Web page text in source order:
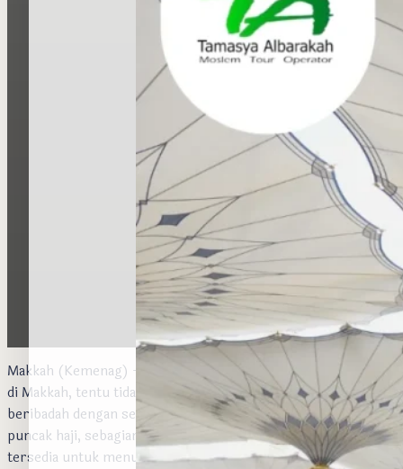
Makkah (Kemenag) — Jemaah Haji Indonesia yang sudah tiba
di Makkah, tentu tidak melepaskan kesempatan untuk
beribadah dengan sebaik-baiknya. Sambil menunggu masa
puncak haji, sebagian jemaah memanfaatkan waktu yang
tersedia untuk menunaikan umrah.